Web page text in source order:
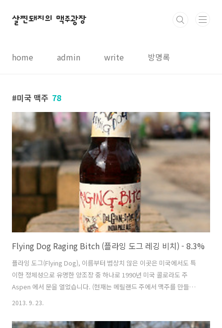
살찐돼지의 맥주광장
home admin write 방명록
미국 맥주 78
Flying Dog Raging Bitch (플라잉 도그 레깅 비치) - 8.3%
플라잉 도그(Flying Dog), 이름부터 범상치 않은 이곳은 미국에서도 특
이한 정체성으로 유명한 양조장 중 하나로 1990년 미국 콜로라도 주
Aspen 에서 문을 열었습니다. (현재는 메릴랜드 주에서 맥주를 만들고
있죠) 오늘 소개하는 레깅 비치(Raging Bitch)는 현재는 상시맥주이나
년 특별히 제작한 맥주로서 벨지안 IPA 스타일입니다. 국내에서 인지도
2013. 9. 23.